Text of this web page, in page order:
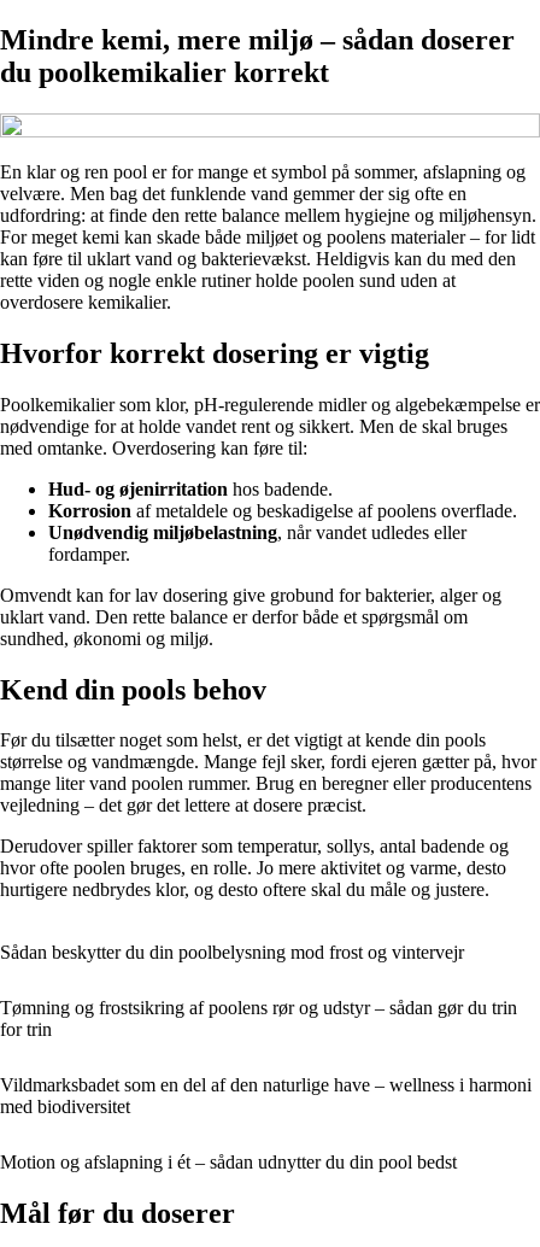
Mindre kemi, mere miljø – sådan doserer
du poolkemikalier korrekt
En klar og ren pool er for mange et symbol på sommer, afslapning og
velvære. Men bag det funklende vand gemmer der sig ofte en
udfordring: at finde den rette balance mellem hygiejne og miljøhensyn.
For meget kemi kan skade både miljøet og poolens materialer – for lidt
kan føre til uklart vand og bakterievækst. Heldigvis kan du med den
rette viden og nogle enkle rutiner holde poolen sund uden at
overdosere kemikalier.
Hvorfor korrekt dosering er vigtig
Poolkemikalier som klor, pH-regulerende midler og algebekæmpelse er
nødvendige for at holde vandet rent og sikkert. Men de skal bruges
med omtanke. Overdosering kan føre til:
Hud- og øjenirritation hos badende.
Korrosion af metaldele og beskadigelse af poolens overflade.
Unødvendig miljøbelastning, når vandet udledes eller
fordamper.
Omvendt kan for lav dosering give grobund for bakterier, alger og
uklart vand. Den rette balance er derfor både et spørgsmål om
sundhed, økonomi og miljø.
Kend din pools behov
Før du tilsætter noget som helst, er det vigtigt at kende din pools
størrelse og vandmængde. Mange fejl sker, fordi ejeren gætter på, hvor
mange liter vand poolen rummer. Brug en beregner eller producentens
vejledning – det gør det lettere at dosere præcist.
Derudover spiller faktorer som temperatur, sollys, antal badende og
hvor ofte poolen bruges, en rolle. Jo mere aktivitet og varme, desto
hurtigere nedbrydes klor, og desto oftere skal du måle og justere.
Sådan beskytter du din poolbelysning mod frost og vintervejr
Tømning og frostsikring af poolens rør og udstyr – sådan gør du trin
for trin
Vildmarksbadet som en del af den naturlige have – wellness i harmoni
med biodiversitet
Motion og afslapning i ét – sådan udnytter du din pool bedst
Mål før du doserer